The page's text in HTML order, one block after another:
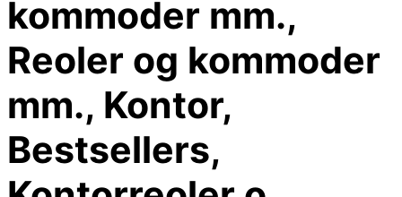
kommoder mm.,
Reoler og kommoder
mm., Kontor,
Bestsellers,